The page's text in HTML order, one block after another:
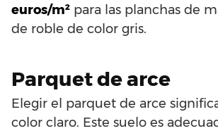
euros/m² para las planchas de
de roble de color gris.
Parquet de arce
Elegir el parquet de arce
color claro. Este suelo es